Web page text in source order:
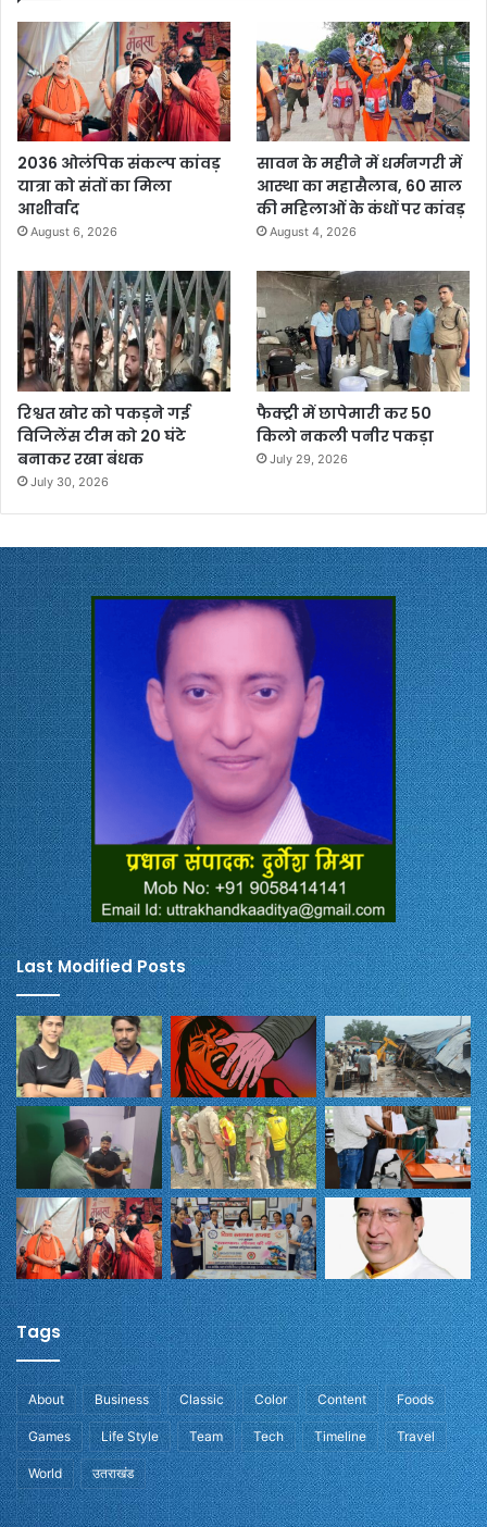
2036 ओलंपिक संकल्प कांवड़
यात्रा को संतों का मिला
आशीर्वाद
August 6, 2026
सावन के महीने में धर्मनगरी में
आस्था का महासैलाब, 60 साल
की महिलाओं के कंधों पर कांवड़
August 4, 2026
रिश्वत खोर को पकड़ने गई
विजिलेंस टीम को 20 घंटे
बनाकर रखा बंधक
July 30, 2026
फैक्ट्री में छापेमारी कर 50
किलो नकली पनीर पकड़ा
July 29, 2026
Last Modified Posts
Tags
About Business Classic Color Content Foods
Games Life Style Team Tech Timeline Travel
World उतराखंड